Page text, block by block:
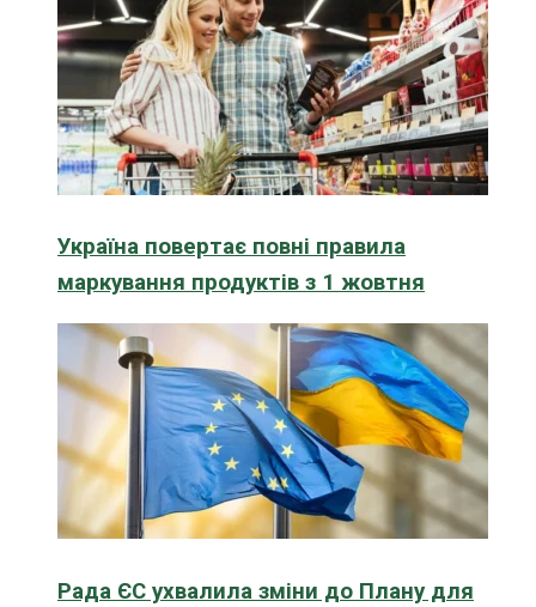
Україна повертає повні правила
маркування продуктів з 1 жовтня
Рада ЄС ухвалила зміни до Плану для